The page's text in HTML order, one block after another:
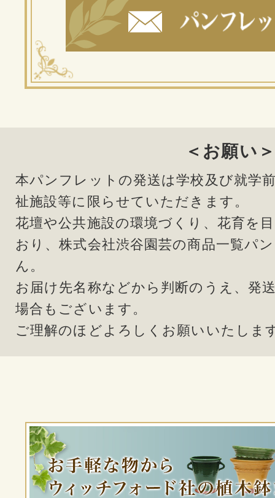
＜お願い＞
本パンフレットの発送は学校及び就学
祉施設等に限らせていただきます。
花壇や公共施設の環境づくり、花育を
おり、株式会社渋谷園芸の商品一覧パ
ん。
お届け先名称などから判断のうえ、発
場合もございます。
ご理解のほどよろしくお願いいたしま